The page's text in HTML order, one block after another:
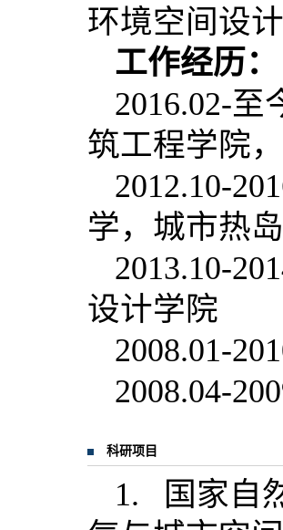
环境空间设
工作经历：
2016.02-
筑工程学院
2012.10-
学，城市热
2013.10-
设计学院
2008.01-
2008.04-
科研项目
1. 国家自